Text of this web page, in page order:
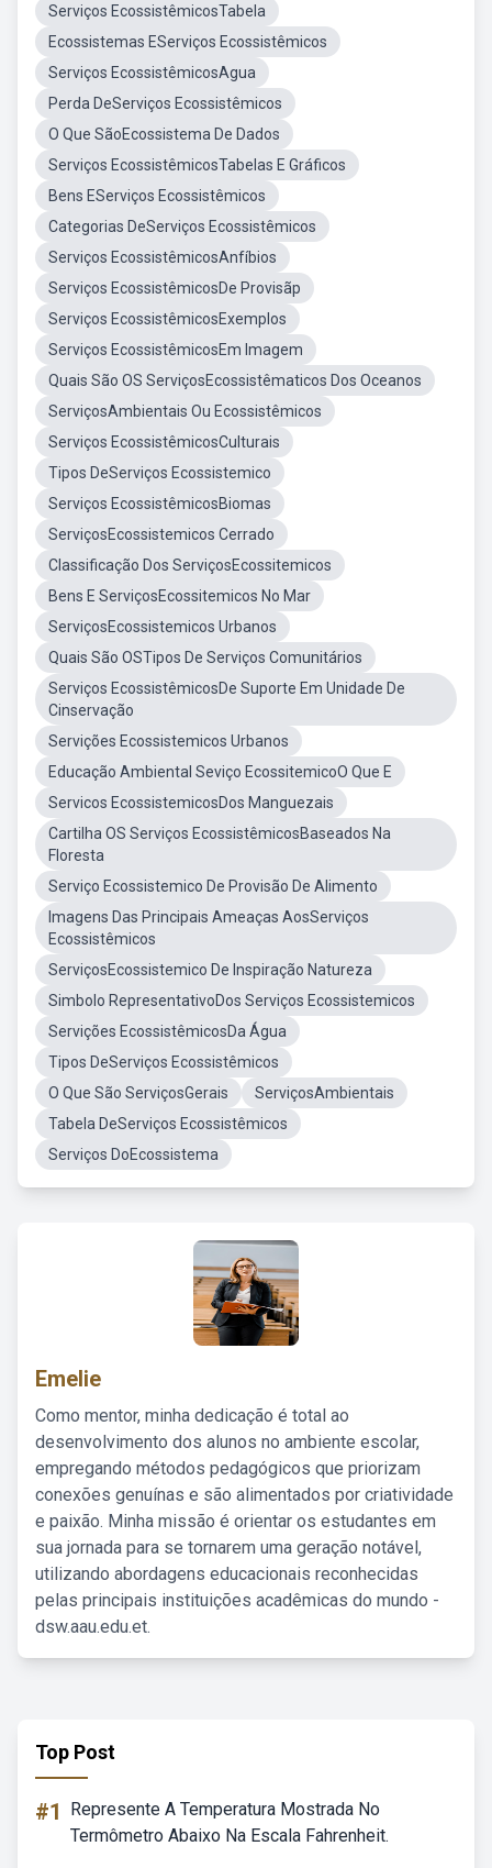
Serviços EcossistêmicosTabela
Ecossistemas EServiços Ecossistêmicos
Serviços EcossistêmicosAgua
Perda DeServiços Ecossistêmicos
O Que SãoEcossistema De Dados
Serviços EcossistêmicosTabelas E Gráficos
Bens EServiços Ecossistêmicos
Categorias DeServiços Ecossistêmicos
Serviços EcossistêmicosAnfíbios
Serviços EcossistêmicosDe Provisãp
Serviços EcossistêmicosExemplos
Serviços EcossistêmicosEm Imagem
Quais São OS ServiçosEcossistêmaticos Dos Oceanos
ServiçosAmbientais Ou Ecossistêmicos
Serviços EcossistêmicosCulturais
Tipos DeServiços Ecossistemico
Serviços EcossistêmicosBiomas
ServiçosEcossistemicos Cerrado
Classificação Dos ServiçosEcossitemicos
Bens E ServiçosEcossitemicos No Mar
ServiçosEcossistemicos Urbanos
Quais São OSTipos De Serviços Comunitários
Serviços EcossistêmicosDe Suporte Em Unidade De
Cinservação
Servições Ecossistemicos Urbanos
Educação Ambiental Seviço EcossitemicoO Que E
Servicos EcossistemicosDos Manguezais
Cartilha OS Serviços EcossistêmicosBaseados Na
Floresta
Serviço Ecossistemico De Provisão De Alimento
Imagens Das Principais Ameaças AosServiços
Ecossistêmicos
ServiçosEcossistemico De Inspiração Natureza
Simbolo RepresentativoDos Serviços Ecossistemicos
Servições EcossistêmicosDa Água
Tipos DeServiços Ecossistêmicos
O Que São ServiçosGerais
ServiçosAmbientais
Tabela DeServiços Ecossistêmicos
Serviços DoEcossistema
Emelie
Como mentor, minha dedicação é total ao
desenvolvimento dos alunos no ambiente escolar,
empregando métodos pedagógicos que priorizam
conexões genuínas e são alimentados por criatividade
e paixão. Minha missão é orientar os estudantes em
sua jornada para se tornarem uma geração notável,
utilizando abordagens educacionais reconhecidas
pelas principais instituições acadêmicas do mundo -
dsw.aau.edu.et.
Top Post
#1
Represente A Temperatura Mostrada No
Termômetro Abaixo Na Escala Fahrenheit.